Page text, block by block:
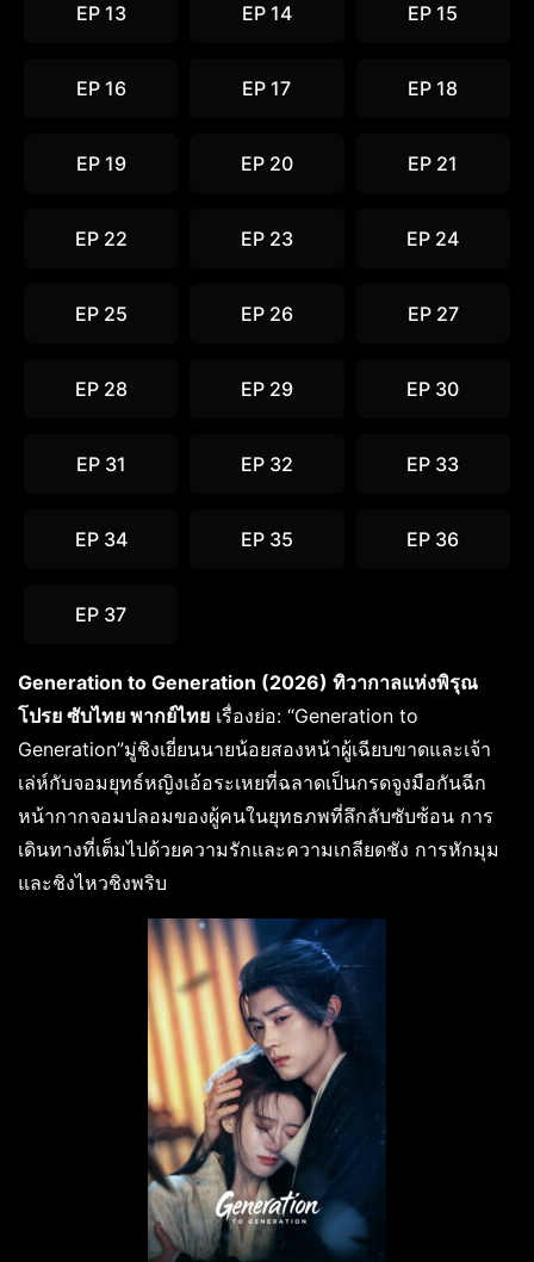
EP 13 EP 14 EP 15
EP 16 EP 17 EP 18
EP 19 EP 20 EP 21
EP 22 EP 23 EP 24
EP 25 EP 26 EP 27
EP 28 EP 29 EP 30
EP 31 EP 32 EP 33
EP 34 EP 35 EP 36
EP 37
Generation to Generation (2026) ทิวากาลแห่งพิรุณ
โปรย ซับไทย พากย์ไทย เรื่องย่อ: “Generation to
Generation”มู่ชิงเยี่ยนนายน้อยสองหน้าผู้เฉียบขาดและเจ้า
เล่ห์กับจอมยุทธ์หญิงเอ้อระเหยที่ฉลาดเป็นกรดจูงมือกันฉีก
หน้ากากจอมปลอมของผู้คนในยุทธภพที่ลึกลับซับซ้อน การ
เดินทางที่เต็มไปด้วยความรักและความเกลียดชัง การหักมุม
และชิงไหวชิงพริบ